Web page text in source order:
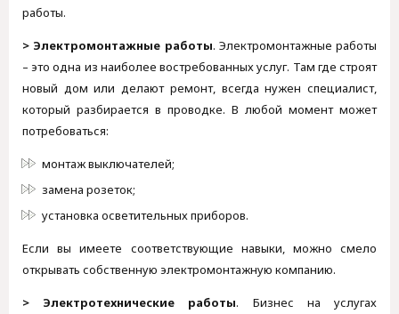
работы.
> Электромонтажные работы. Электромонтажные работы
– это одна из наиболее востребованных услуг. Там где строят
новый дом или делают ремонт, всегда нужен специалист,
который разбирается в проводке. В любой момент может
потребоваться:
монтаж выключателей;
замена розеток;
установка осветительных приборов.
Если вы имеете соответствующие навыки, можно смело
открывать собственную электромонтажную компанию.
> Электротехнические работы. Бизнес на услугах